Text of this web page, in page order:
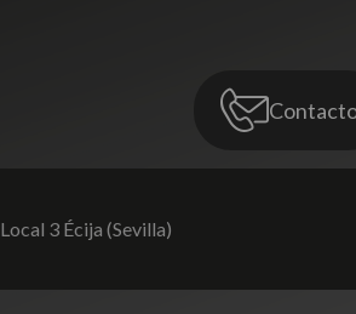
Local 3 Écija (Sevilla)